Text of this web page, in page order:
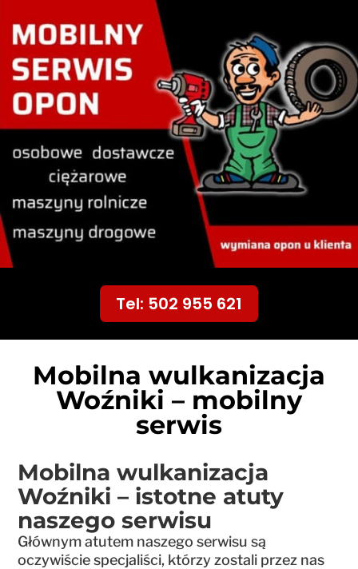
Tel: 502 955 621
Mobilna wulkanizacja
Woźniki – mobilny
serwis
Mobilna wulkanizacja
Woźniki – istotne atuty
naszego serwisu
Głównym atutem naszego serwisu są
oczywiście specjaliści, którzy zostali przez nas